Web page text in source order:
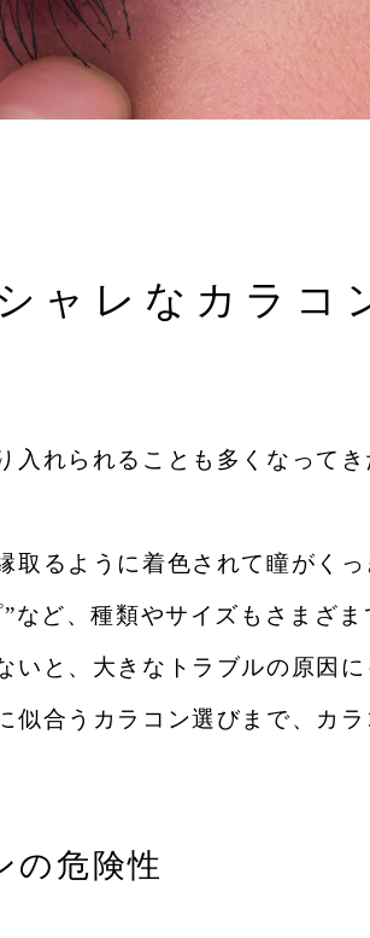
ャレなカラコ
れられることも多くなって
るように着色されて瞳がく
ど、種類やサイズもさまざま
と、大きなトラブルの原因に
合うカラコン選びまで、カラ
の危険性